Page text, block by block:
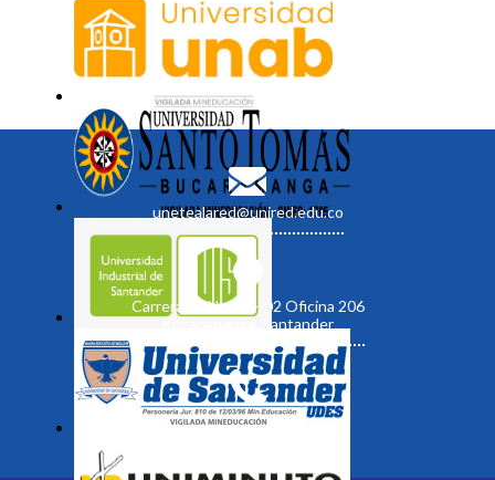
unetealared@unired.edu.co
Carrera 19 No. 35 - 02 Oficina 206
Bucaramanga, Santander